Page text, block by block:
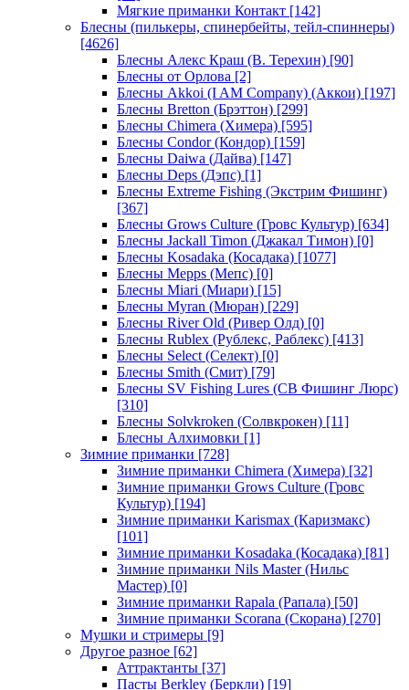
Мягкие приманки Контакт [142]
Блесны (пилькеры, спинербейты, тейл-спиннеры)
[4626]
Блесны Алекс Краш (В. Терехин) [90]
Блесны от Орлова [2]
Блесны Akkoi (I AM Company) (Аккои) [197]
Блесны Bretton (Брэттон) [299]
Блесны Chimera (Химера) [595]
Блесны Condor (Кондор) [159]
Блесны Daiwa (Дайва) [147]
Блесны Deps (Дэпс) [1]
Блесны Extreme Fishing (Экстрим Фишинг)
[367]
Блесны Grows Culture (Гровс Культур) [634]
Блесны Jackall Timon (Джакал Тимон) [0]
Блесны Kosadaka (Косадака) [1077]
Блесны Mepps (Мепс) [0]
Блесны Miari (Миари) [15]
Блесны Myran (Мюран) [229]
Блесны River Old (Ривер Олд) [0]
Блесны Rublex (Рублекс, Раблекс) [413]
Блесны Select (Селект) [0]
Блесны Smith (Смит) [79]
Блесны SV Fishing Lures (СВ Фишинг Люрс)
[310]
Блесны Solvkroken (Солвкрокен) [11]
Блесны Алхимовки [1]
Зимние приманки [728]
Зимние приманки Chimera (Химера) [32]
Зимние приманки Grows Culture (Гровс
Культур) [194]
Зимние приманки Karismax (Каризмакс)
[101]
Зимние приманки Kosadaka (Косадака) [81]
Зимние приманки Nils Master (Нильс
Мастер) [0]
Зимние приманки Rapala (Рапала) [50]
Зимние приманки Scorana (Скорана) [270]
Мушки и стримеры [9]
Другое разное [62]
Аттрактанты [37]
Пасты Berkley (Беркли) [19]